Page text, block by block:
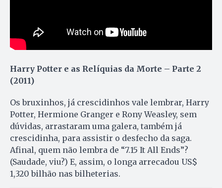
Harry Potter e as Relíquias da Morte – Parte 2
(2011)
Os bruxinhos, já crescidinhos vale lembrar, Harry
Potter, Hermione Granger e Rony Weasley, sem
dúvidas, arrastaram uma galera, também já
crescidinha, para assistir o desfecho da saga.
Afinal, quem não lembra de “7.15 It All Ends”?
(Saudade, viu?) E, assim, o longa arrecadou US$
1,320 bilhão nas bilheterias.